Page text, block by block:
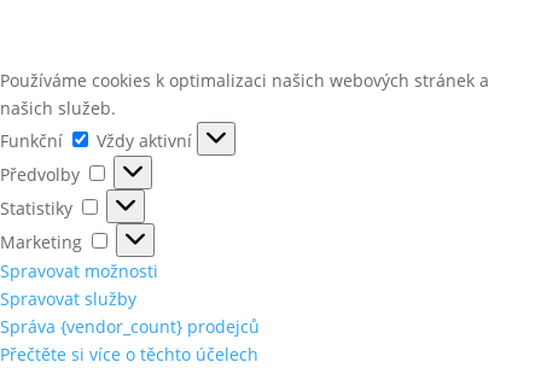
Používáme cookies k optimalizaci našich webových stránek a
našich služeb.
Funkční
Funkční
Vždy aktivní
Předvolby
Předvolby
Statistiky
Statistiky
Marketing
Marketing
Spravovat možnosti
Spravovat služby
Správa {vendor_count} prodejců
Přečtěte si více o těchto účelech